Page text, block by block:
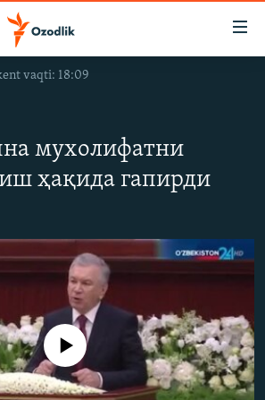
тилларда
vaqti: 18:09
мухолифатни
ҳақида гапирди
медиа-манба мавжуд эмас